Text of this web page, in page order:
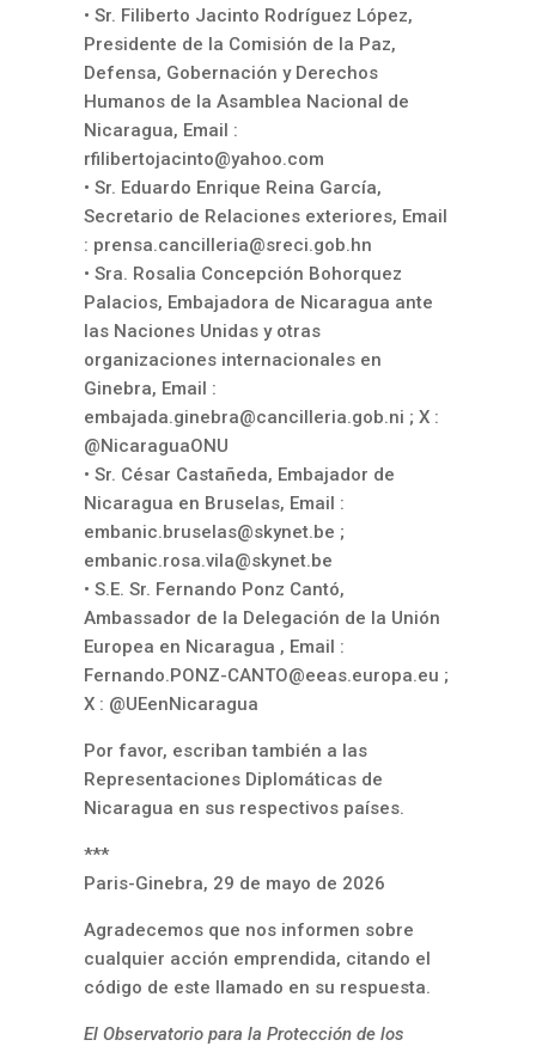
• Sr. Filiberto Jacinto Rodríguez López,
Presidente de la Comisión de la Paz,
Defensa, Gobernación y Derechos
Humanos de la Asamblea Nacional de
Nicaragua, Email :
rfilibertojacinto@yahoo.com
• Sr. Eduardo Enrique Reina García,
Secretario de Relaciones exteriores, Email
: prensa.cancilleria@sreci.gob.hn
• Sra. Rosalia Concepción Bohorquez
Palacios, Embajadora de Nicaragua ante
las Naciones Unidas y otras
organizaciones internacionales en
Ginebra, Email :
embajada.ginebra@cancilleria.gob.ni ; X :
@NicaraguaONU
• Sr. César Castañeda, Embajador de
Nicaragua en Bruselas, Email :
embanic.bruselas@skynet.be ;
embanic.rosa.vila@skynet.be
• S.E. Sr. Fernando Ponz Cantó,
Ambassador de la Delegación de la Unión
Europea en Nicaragua , Email :
Fernando.PONZ-CANTO@eeas.europa.eu ;
X : @UEenNicaragua
Por favor, escriban también a las
Representaciones Diplomáticas de
Nicaragua en sus respectivos países.
***
Paris-Ginebra, 29 de mayo de 2026
Agradecemos que nos informen sobre
cualquier acción emprendida, citando el
código de este llamado en su respuesta.
El Observatorio para la Protección de los